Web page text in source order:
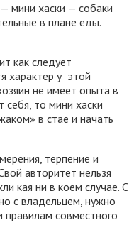
мини хаски — собаки
в плане еды.
как следует
характер у этой
не имеет опыта в
себя, то мини хаски
в стае и начать
терпение и
авторитет нельзя
кая ни в коем случае. С
с владельцем, нужно
правилам совместного